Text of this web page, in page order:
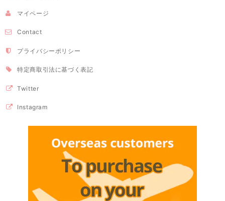
マイページ
Contact
プライバシーポリシー
特定商取引法に基づく表記
Twitter
Instagram